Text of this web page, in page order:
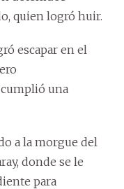
quien logró huir.
escapar en el
una
a la morgue del
donde se le
para